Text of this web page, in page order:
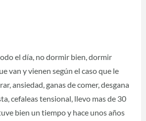
el día, no dormir bien, dormir
van y vienen según el caso que le
ansiedad, ganas de comer, desgana
cefaleas tensional, llevo mas de 30
bien un tiempo y hace unos años